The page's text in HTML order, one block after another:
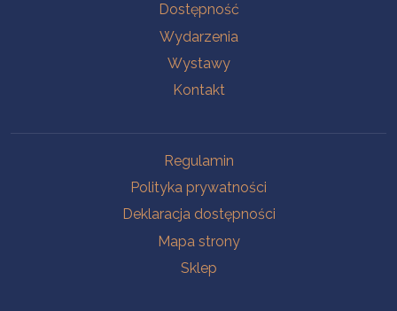
Dostępność
Wydarzenia
Wystawy
Kontakt
Regulamin
Polityka prywatności
Deklaracja dostępności
Mapa strony
Sklep